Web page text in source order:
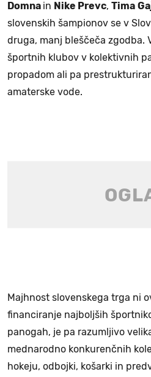
Domna in Nike Prevc, Tima
slovenskih šampionov se v
druga, manj bleščeča zgodba.
športnih klubov v kolektivnih
propadom ali pa
amaterske vode.
Majhnost slovenskega trga ni
financiranje najboljših
panogah, je pa razumljivo
mednarodno konkurenčnih
hokeju, odbojki, košarki in